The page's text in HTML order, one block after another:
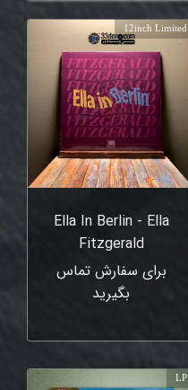
Ella In Berlin - Ella
Fitzgerald
برای سفارش تماس
بگیرید
12inch Limited
LP